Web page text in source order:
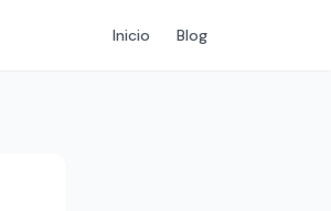
Inicio Blog